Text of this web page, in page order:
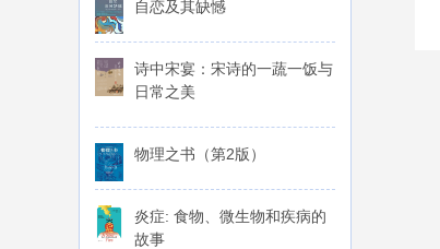
自恋及其缺憾
诗中宋宴：宋诗的一蔬一饭与
日常之美
物理之书（第2版）
炎症: 食物、微生物和疾病的
故事